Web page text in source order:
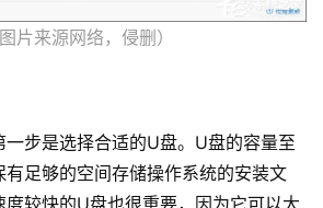
图片来源网络，侵删）
步是选择合适的U盘。U盘的容量至
有足够的空间存储操作系统的安装文
较快的U盘也很重要，因为它可以大